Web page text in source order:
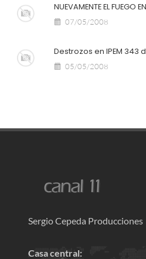
NUEVAMENTE EL FUEGO
07/05/2008
Destrozos en IPEM 343
05/05/2008
Sergio Cepeda Producciones
Casa central: